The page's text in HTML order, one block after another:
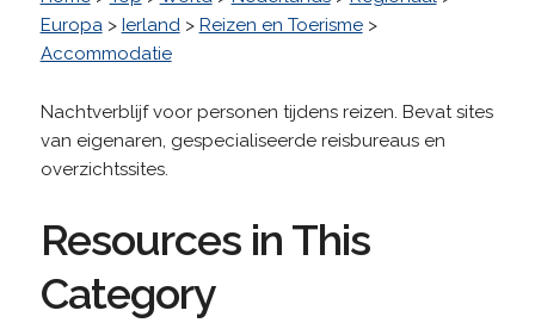
Europa> Ierland> Reizen en Toerisme>
Accommodatie
Nachtverblijf voor personen tijdens reizen. Bevat sites
van eigenaren, gespecialiseerde reisbureaus en
overzichtssites.
Resources in This
Category